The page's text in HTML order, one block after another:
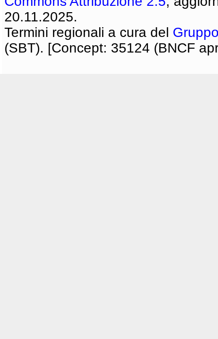
20.11.2025.
Termini regionali a cura del
(SBT). [Concept: 35124 (BNCF